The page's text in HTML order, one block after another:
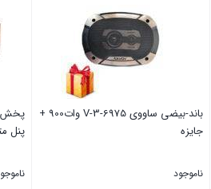
باند-بیضی ساووی V-3-6975 وات900 +
جایزه
ناموجود
پنل